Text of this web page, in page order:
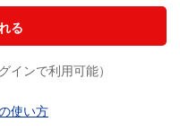
る
インで利用可能）
使い方